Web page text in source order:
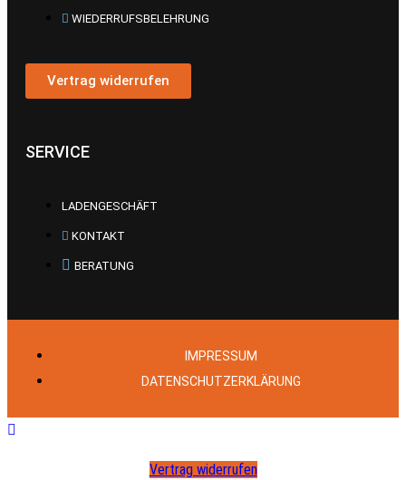
WIEDERRUFSBELEHRUNG
Vertrag widerrufen
SERVICE
LADENGESCHÄFT
KONTAKT
BERATUNG
IMPRESSUM
DATENSCHUTZERKLÄRUNG
Vertrag widerrufen